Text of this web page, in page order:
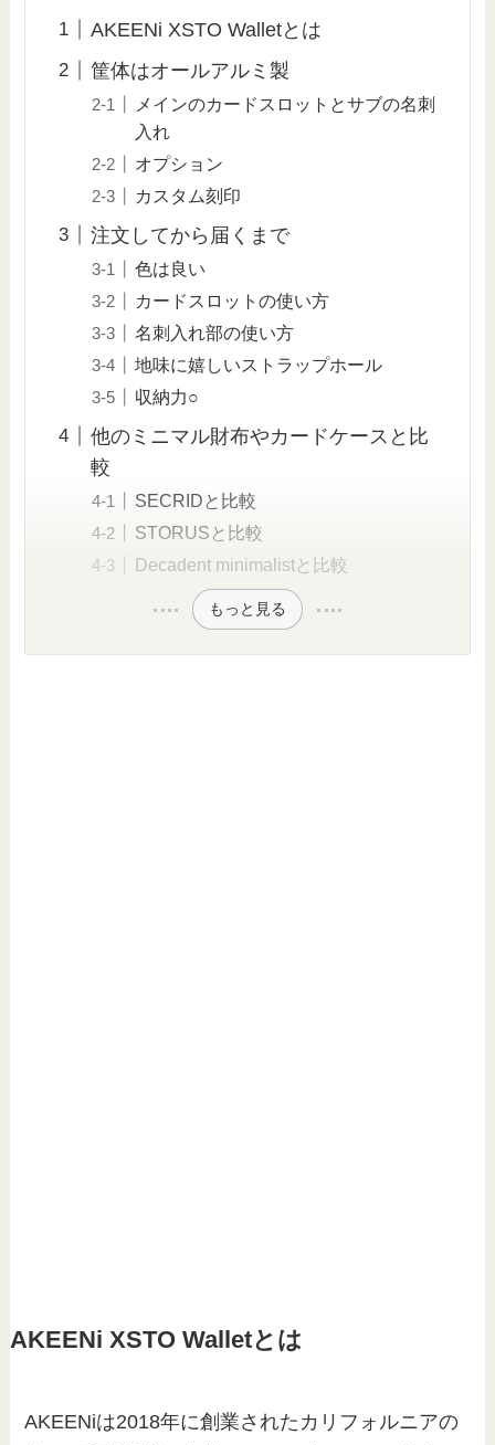
AKEENi XSTO Walletとは
筐体はオールアルミ製
メインのカードスロットとサブの名刺
入れ
オプション
カスタム刻印
注文してから届くまで
色は良い
カードスロットの使い方
名刺入れ部の使い方
地味に嬉しいストラップホール
収納力○
他のミニマル財布やカードケースと比
較
SECRIDと比較
STORUSと比較
Decadent minimalistと比較
もっと見る
AKEENi XSTO Walletとは
AKEENiは2018年に創業されたカリフォルニアの